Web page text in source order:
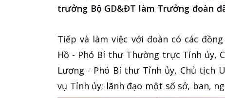
trưởng Bộ GD&ĐT làm Trưởng đoàn
Tiếp và làm việc với đoàn có các
Hồ - Phó Bí thư Thường trực Tỉnh ủy,
Lương - Phó Bí thư Tỉnh ủy, Chủ tịch
vụ Tỉnh ủy; lãnh đạo một số sở, ban,